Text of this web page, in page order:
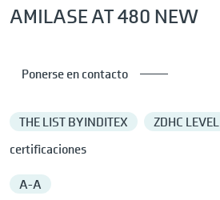
AMILASE AT 480 NEW
Ponerse en contacto
THE LIST BY INDITEX
ZDHC LEVEL
certificaciones
A-A